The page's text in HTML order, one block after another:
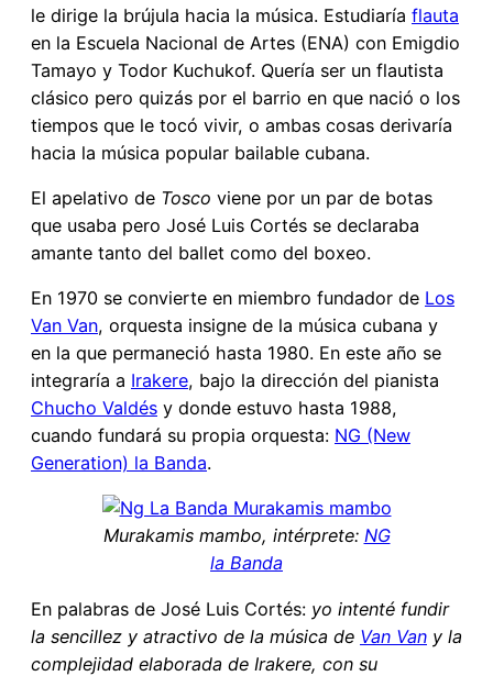
le dirige la brújula hacia la música. Estudiaría flauta
en la Escuela Nacional de Artes (ENA) con Emigdio
Tamayo y Todor Kuchukof. Quería ser un flautista
clásico pero quizás por el barrio en que nació o los
tiempos que le tocó vivir, o ambas cosas derivaría
hacia la música popular bailable cubana.
El apelativo de Tosco viene por un par de botas
que usaba pero José Luis Cortés se declaraba
amante tanto del ballet como del boxeo.
En 1970 se convierte en miembro fundador de Los
Van Van, orquesta insigne de la música cubana y
en la que permaneció hasta 1980. En este año se
integraría a Irakere, bajo la dirección del pianista
Chucho Valdés y donde estuvo hasta 1988,
cuando fundará su propia orquesta: NG (New
Generation) la Banda.
Murakamis mambo, intérprete: NG
la Banda
En palabras de José Luis Cortés: yo intenté fundir
la sencillez y atractivo de la música de Van Van y la
complejidad elaborada de Irakere, con su